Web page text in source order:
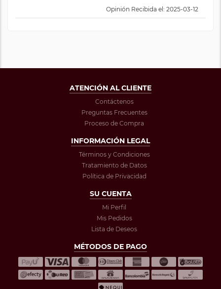
Opinión Recibida el: 2025-03-12
ATENCIÓN AL CLIENTE
Contáctenos
Preguntas Frecuentes
Proceso de Compra
INFORMACIÓN LEGAL
Términos y Condiciones
Tratamiento de Datos
Política de Privacidad
SU CUENTA
Mi Perfil
Mis Pedidos
Lista de Deseos
MÉTODOS DE PAGO